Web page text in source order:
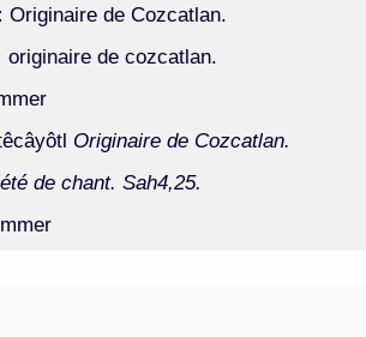
Originaire de Cozcatlan.
originaire de cozcatlan.
Originaire de Cozcatlan.
de chant. Sah4,25.